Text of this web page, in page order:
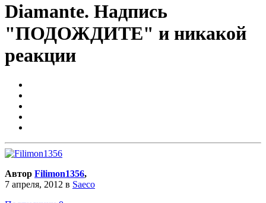
Diamante. Надпись
"ПОДОЖДИТЕ" и никакой
реакции
Автор Filimon1356,
7 апреля, 2012 в Saeco